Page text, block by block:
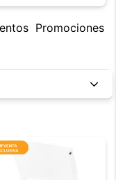
Promociones